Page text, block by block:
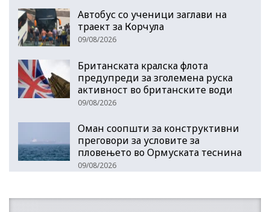
Автобус со ученици заглави на
траект за Корчула
09/08/2026
Британската кралска флота
предупреди за зголемена руска
активност во британските води
09/08/2026
Оман соопшти за конструктивни
преговори за условите за
пловењето во Ормуската теснина
09/08/2026